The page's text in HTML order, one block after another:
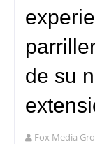
de su
Fox Media